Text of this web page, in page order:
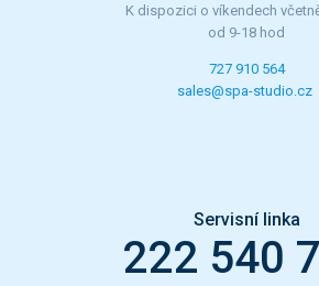
K dispozici o víkendech
od 9-18 hod
727 910 564
sales@spa-studio.cz
Servisní linka
222 540